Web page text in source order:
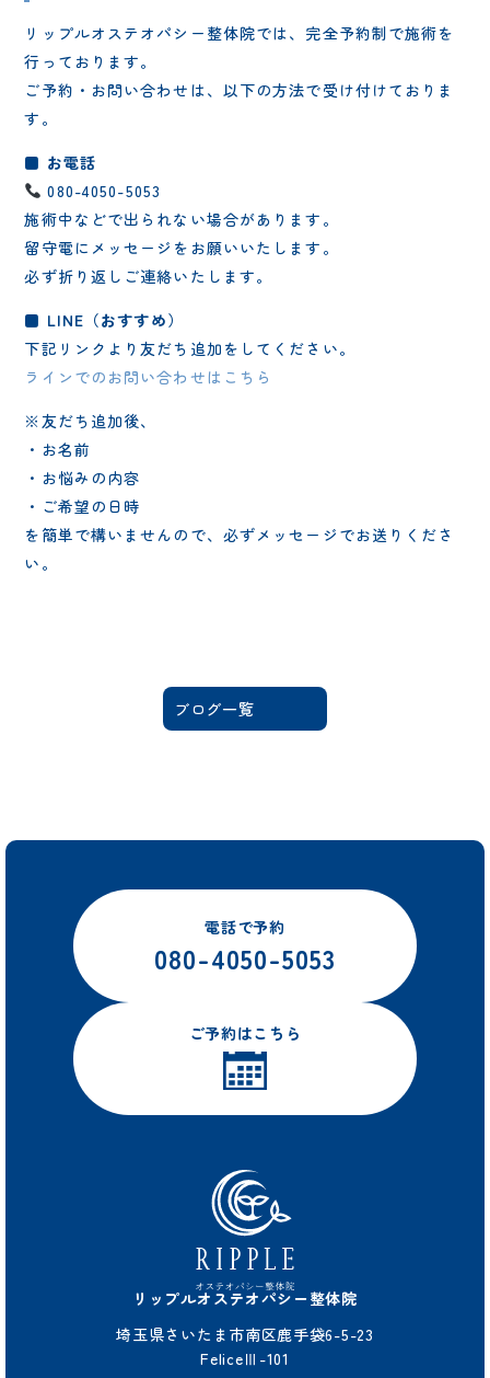
リップルオステオパシー整体院では、完全予約制で施術を
行っております。
ご予約・お問い合わせは、以下の方法で受け付けておりま
す。
■ お電話
080-4050-5053
施術中などで出られない場合があります。
留守電にメッセージをお願いいたします。
必ず折り返しご連絡いたします。
■ LINE（おすすめ）
下記リンクより友だち追加をしてください。
ラインでのお問い合わせはこちら
※友だち追加後、
・お名前
・お悩みの内容
・ご希望の日時
を簡単で構いませんので、必ずメッセージでお送りくださ
い。
ブログ一覧
電話で予約
080-4050-5053
ご予約はこちら
リップルオステオパシー整体院
埼玉県さいたま市南区鹿手袋6-5-23
FeliceⅢ-101